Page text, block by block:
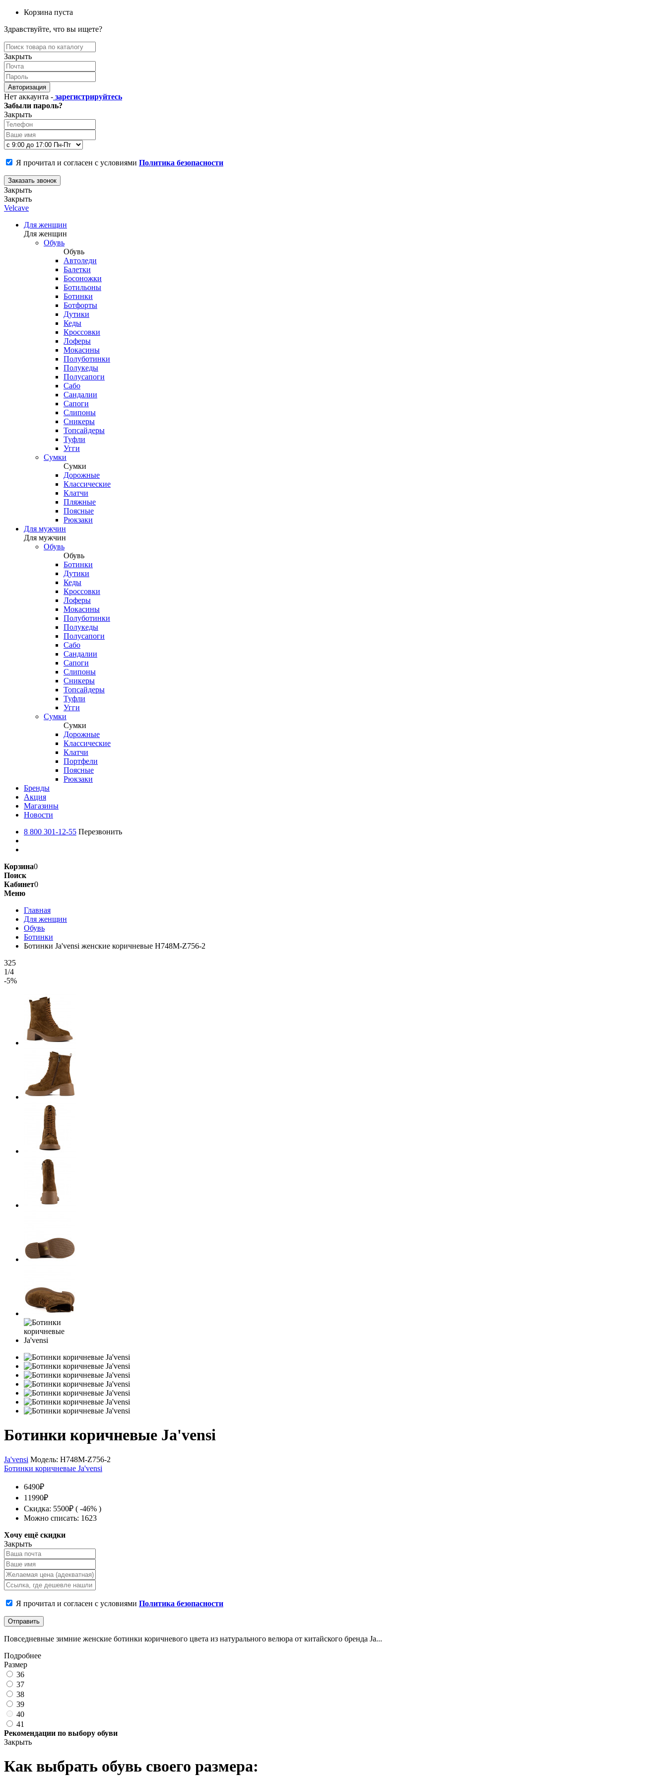
Корзина пуста
Здравствуйте, что вы ищете?
Закрыть
Авторизация
Нет аккаунта - зарегистрируйтесь
Забыли пароль?
Закрыть
Я прочитал и согласен с условиями Политика безопасности
Заказать звонок
Закрыть
Закрыть
Velcave
Для женщин
Для женщин
Обувь
Обувь
Автоледи
Балетки
Босоножки
Ботильоны
Ботинки
Ботфорты
Дутики
Кеды
Кроссовки
Лоферы
Мокасины
Полуботинки
Полукеды
Полусапоги
Сабо
Сандалии
Сапоги
Слипоны
Сникеры
Топсайдеры
Туфли
Угги
Сумки
Сумки
Дорожные
Классические
Клатчи
Пляжные
Поясные
Рюкзаки
Для мужчин
Для мужчин
Обувь
Обувь
Ботинки
Дутики
Кеды
Кроссовки
Лоферы
Мокасины
Полуботинки
Полукеды
Полусапоги
Сабо
Сандалии
Сапоги
Слипоны
Сникеры
Топсайдеры
Туфли
Угги
Сумки
Сумки
Дорожные
Классические
Клатчи
Портфели
Поясные
Рюкзаки
Бренды
Акция
Магазины
Новости
8 800 301-12-55 Перезвонить
Корзина0
Поиск
Кабинет0
Меню
Главная
Для женщин
Обувь
Ботинки
Ботинки Ja'vensi женские коричневые H748M-Z756-2
325
1/4
-5%
Ботинки коричневые Ja'vensi
Ja'vensi Модель: H748M-Z756-2
Ботинки коричневые Ja'vensi
6490₽
11990₽
Скидка: 5500₽ ( -46% )
Можно списать: 1623
Хочу ещё скидки
Закрыть
Я прочитал и согласен с условиями Политика безопасности
Отправить
Повседневные зимние женские ботинки коричневого цвета из натурального велюра от китайского бренда Ja...
Подробнее
Размер
36
37
38
39
40
41
Рекомендации по выбору обуви
Закрыть
Как выбрать обувь своего размера: